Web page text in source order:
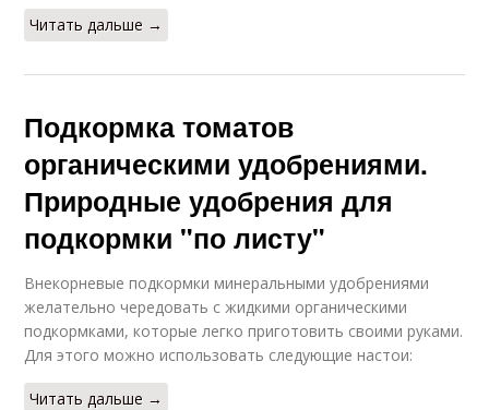
Читать дальше →
Подкормка томатов
органическими удобрениями.
Природные удобрения для
подкормки "по листу"
Внекорневые подкормки минеральными удобрениями
желательно чередовать с жидкими органическими
подкормками, которые легко приготовить своими руками.
Для этого можно использовать следующие настои:
Читать дальше →